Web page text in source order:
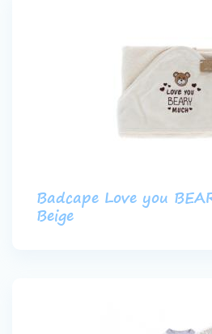
Badcape Love you
Beige